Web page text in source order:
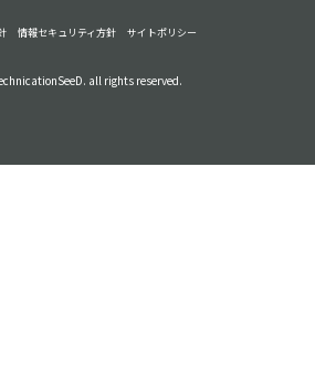
all rights reserved.
情報セキュリティ方針 サイトポリシー